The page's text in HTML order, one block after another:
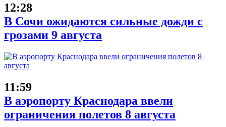
12:28
В Сочи ожидаются сильные дожди с
грозами 9 августа
11:59
В аэропорту Краснодара ввели
ограничения полетов 8 августа